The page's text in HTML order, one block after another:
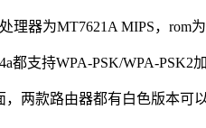
理器为MT7621A MIPS，rom
都支持WPA-PSK/WPA-
，两款路由器都有白色版本可